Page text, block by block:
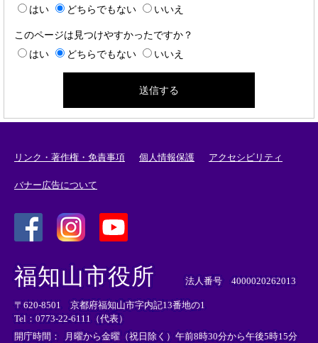
はい
どちらでもない いいえ
このページは見つけやすかったですか？
はい
どちらでもない いいえ
リンク・著作権・免責事項 個人情報保護 アクセシビリティ
バナー広告について
外
部
リ
ン
ク
＞
外
リ
ン
ク
＞
外
部
ン
ク
＞
福知山市役所 法人番号 4000020262013
〒620-8501 京都府福知山市字内記13番地の1
Tel：0773-22-6111（代表）
開庁時間：
月曜から金曜（祝日除く）午前8時30分から午後5時15分